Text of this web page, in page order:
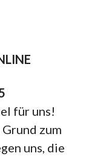
für uns!
zum
uns, die